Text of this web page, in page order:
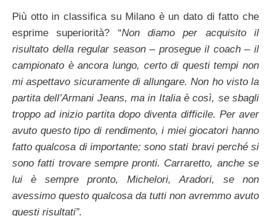
Più otto in classifica su Milano è un dato di fatto che
esprime superiorità? “Non diamo per acquisito il
risultato della regular season – prosegue il coach – il
campionato è ancora lungo, certo di questi tempi non
mi aspettavo sicuramente di allungare. Non ho visto la
partita dell’Armani Jeans, ma in Italia è così, se sbagli
troppo ad inizio partita dopo diventa difficile. Per aver
avuto questo tipo di rendimento, i miei giocatori hanno
fatto qualcosa di importante; sono stati bravi perché si
sono fatti trovare sempre pronti. Carraretto, anche se
lui è sempre pronto, Michelori, Aradori, se non
avessimo questo qualcosa da tutti non avremmo avuto
questi risultati”.